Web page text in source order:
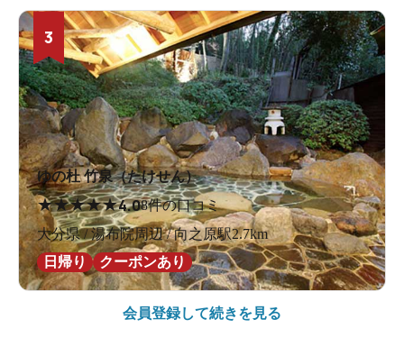
3
ゆの杜 竹泉（たけせん）
★★★★★4.08件の口コミ
大分県 / 湯布院周辺 / 向之原駅2.7km
日帰り
クーポンあり
会員登録して続きを見る